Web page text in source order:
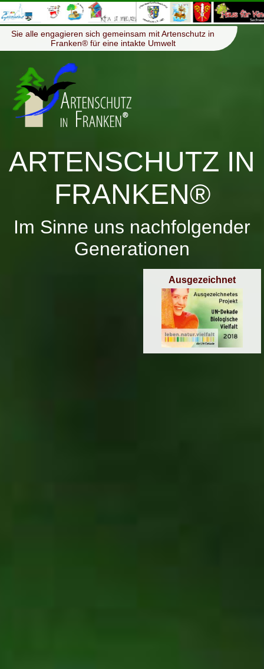
Menü ≡
Sie alle engagieren sich gemeinsam mit Artenschutz in
Franken® für eine intakte Umwelt
ARTENSCHUTZ IN
FRANKEN®
Im Sinne uns nachfolgender
Generationen
Ausgezeichnet